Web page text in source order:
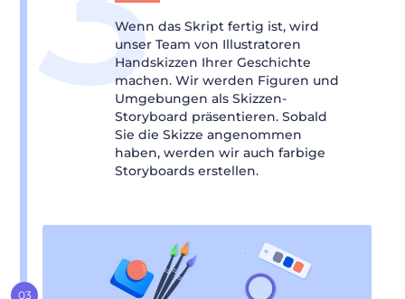
Wenn das Skript fertig ist, wird
unser Team von Illustratoren
Handskizzen Ihrer Geschichte
machen. Wir werden Figuren und
Umgebungen als Skizzen-
Storyboard präsentieren. Sobald
Sie die Skizze angenommen
haben, werden wir auch farbige
Storyboards erstellen.